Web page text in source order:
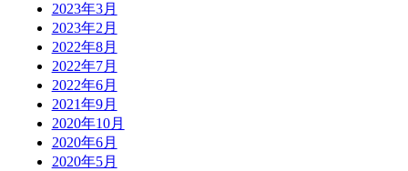
2023年3月
2023年2月
2022年8月
2022年7月
2022年6月
2021年9月
2020年10月
2020年6月
2020年5月